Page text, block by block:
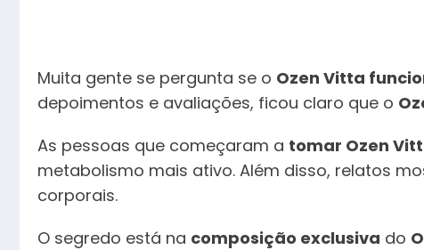
Muita gente se pergunta se o Ozen Vitta
depoimentos e avaliações, ficou claro que o
As pessoas que começaram a tomar Ozen
metabolismo mais ativo. Além disso, relatos
corporais.
O segredo está na composição exclusiva do